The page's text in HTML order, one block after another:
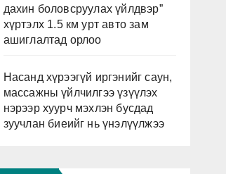
дахин боловсруулах үйлдвэр”
хүртэлх 1.5 км урт авто зам
ашиглалтад орлоо
Насанд хүрээгүй иргэнийг саун,
массажны үйлчилгээ үзүүлэх
нэрээр хуурч мэхлэн бусдад
зуучлан биеийг нь үнэлүүлжээ